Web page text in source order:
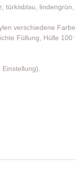
türkisblau,
verschiedene
Füllung, Hülle 100